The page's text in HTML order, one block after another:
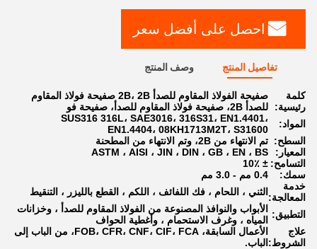
احصل على أفضل سعر
تفاصيل المنتج وصف المنتج
كلمة
رئيسية:
صفيحة الفولاذ المقاوم للصدأ 2B، 2B صفيحة فولاذ المقاوم
للصدأ 2B، صفيحة فولاذ المقاوم للصدأ، صفيحة فو
المواد:
SUS316 316L، SAE3016، 316S31، EN1.4401،
EN1.4404، 08KH1713M2T، S31600
السطح: تم الانتهاء من 2B، وتم الانتهاء من المطحنة
المعيار:
ASTM ، AISI ، JIN ، DIN ، GB ، EN ، BS
التسامح: ± 10٪
سمك:
0.4 مم - 3.0 مم
خدمة
المعالجة: الثني ، اللحام ، فك اللفائف ، اللكم ، القطع بالليزر ، التنقيط
التطبيق:
الأبواب والنوافذ المصنوعة من الفولاذ المقاوم للصدأ ، وخزانات
المياه ، وغرف الاستحمام ، وأغطية الحواف
علاج
الشروط:
الأعمال السابقة، FOB، CFR، CNF، CIF، FCA، من الباب إلى
الباب.